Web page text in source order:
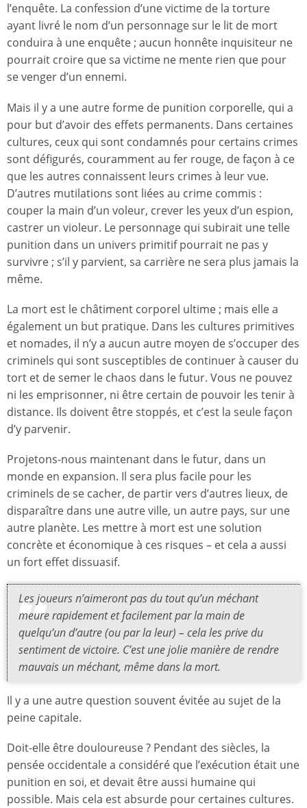
l’enquête. La confession d’une victime de la torture
ayant livré le nom d’un personnage sur le lit de mort
conduira à une enquête ; aucun honnête inquisiteur ne
pourrait croire que sa victime ne mente rien que pour
se venger d’un ennemi.
Mais il y a une autre forme de punition corporelle, qui a
pour but d’avoir des effets permanents. Dans certaines
cultures, ceux qui sont condamnés pour certains crimes
sont défigurés, couramment au fer rouge, de façon à ce
que les autres connaissent leurs crimes à leur vue.
D’autres mutilations sont liées au crime commis :
couper la main d’un voleur, crever les yeux d’un espion,
castrer un violeur. Le personnage qui subirait une telle
punition dans un univers primitif pourrait ne pas y
survivre ; s’il y parvient, sa carrière ne sera plus jamais la
même.
La mort est le châtiment corporel ultime ; mais elle a
également un but pratique. Dans les cultures primitives
et nomades, il n’y a aucun autre moyen de s’occuper des
criminels qui sont susceptibles de continuer à causer du
tort et de semer le chaos dans le futur. Vous ne pouvez
ni les emprisonner, ni être certain de pouvoir les tenir à
distance. Ils doivent être stoppés, et c’est la seule façon
d’y parvenir.
Projetons-nous maintenant dans le futur, dans un
monde en expansion. Il sera plus facile pour les
criminels de se cacher, de partir vers d’autres lieux, de
disparaître dans une autre ville, un autre pays, sur une
autre planète. Les mettre à mort est une solution
concrète et économique à ces risques – et cela a aussi
un fort effet dissuasif.
Les joueurs n’aimeront pas du tout qu’un méchant
meure rapidement et facilement par la main de
quelqu’un d’autre (ou par la leur) – cela les prive du
sentiment de victoire. C’est une jolie manière de rendre
mauvais un méchant, même dans la mort.
Il y a une autre question souvent évitée au sujet de la
peine capitale.
Doit-elle être douloureuse ? Pendant des siècles, la
pensée occidentale a considéré que l’exécution était une
punition en soi, et devait être aussi humaine qui
possible. Mais cela est absurde pour certaines cultures.